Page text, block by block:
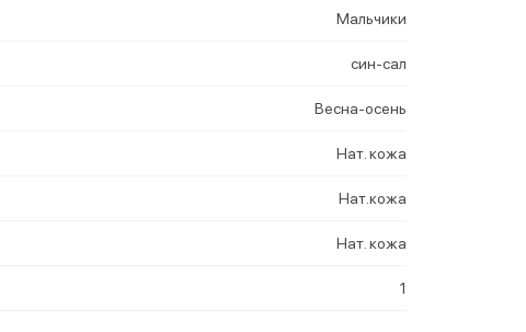
Мальчики
син-сал
Весна-осень
Нат. кожа
Нат.кожа
Нат. кожа
1